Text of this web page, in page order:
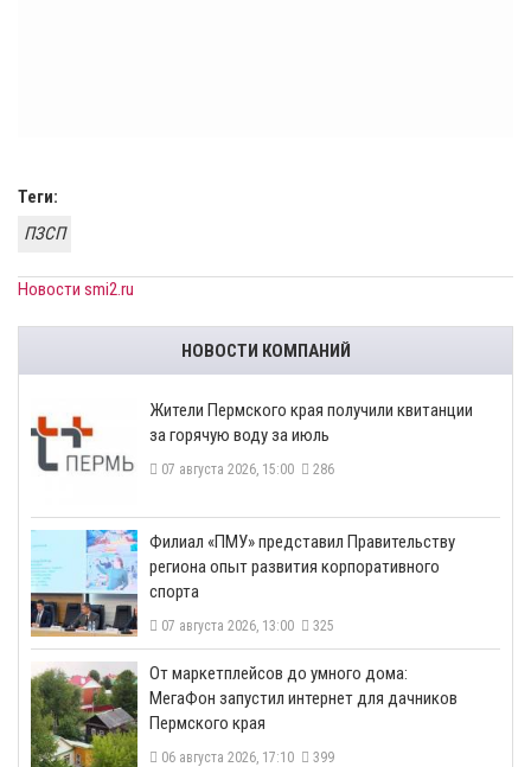
Теги:
ПЗСП
Новости smi2.ru
НОВОСТИ КОМПАНИЙ
​Жители Пермского края получили квитанции
за горячую воду за июль
07 августа 2026, 15:00 286
​Филиал «ПМУ» представил Правительству
региона опыт развития корпоративного
спорта
07 августа 2026, 13:00 325
От маркетплейсов до умного дома:
МегаФон запустил интернет для дачников
Пермского края
06 августа 2026, 17:10 399